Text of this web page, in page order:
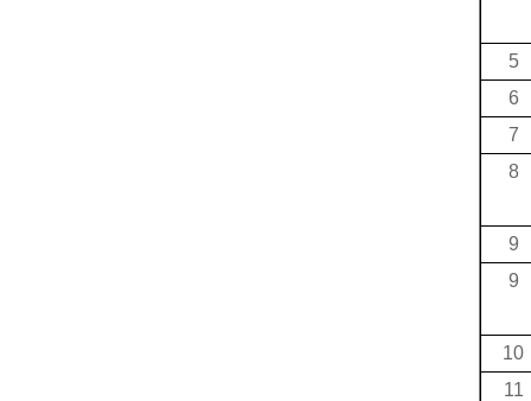
5
6
7
8
9
9
10
11